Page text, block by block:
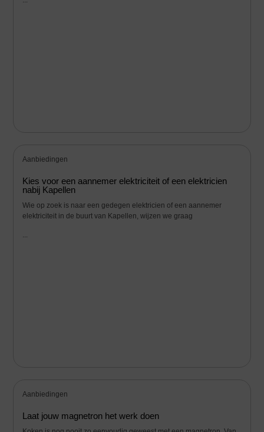
Aanbiedingen
Kies voor een aannemer elektriciteit of een elektricien
nabij Kapellen
Wie op zoek is naar een gedegen elektricien of een aannemer
elektriciteit in de buurt van Kapellen, wijzen we graag
...
Aanbiedingen
Laat jouw magnetron het werk doen